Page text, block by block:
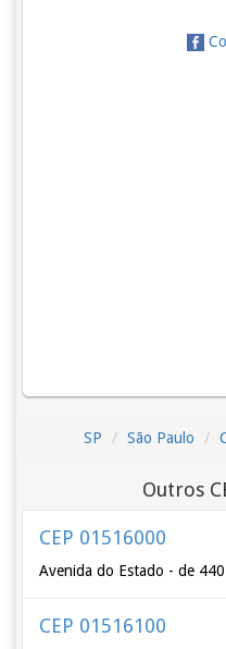
SP São Paulo
Outros
CEP 01516000
Avenida do Estado - de
CEP 01516100